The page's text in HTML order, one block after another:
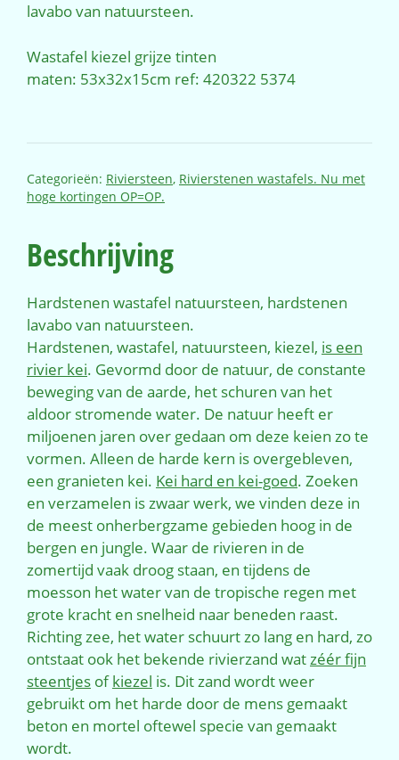
lavabo van natuursteen.
Wastafel kiezel grijze tinten
maten: 53x32x15cm ref: 420322 5374
Categorieën: Riviersteen, Rivierstenen wastafels. Nu met
hoge kortingen OP=OP.
Beschrijving
Hardstenen wastafel natuursteen, hardstenen
lavabo van natuursteen.
Hardstenen, wastafel, natuursteen, kiezel, is een
rivier kei. Gevormd door de natuur, de constante
beweging van de aarde, het schuren van het
aldoor stromende water. De natuur heeft er
miljoenen jaren over gedaan om deze keien zo te
vormen. Alleen de harde kern is overgebleven,
een granieten kei. Kei hard en kei-goed. Zoeken
en verzamelen is zwaar werk, we vinden deze in
de meest onherbergzame gebieden hoog in de
bergen en jungle. Waar de rivieren in de
zomertijd vaak droog staan, en tijdens de
moesson het water van de tropische regen met
grote kracht en snelheid naar beneden raast.
Richting zee, het water schuurt zo lang en hard, zo
ontstaat ook het bekende rivierzand watzéér fijn
steentjes ofkiezel is. Dit zand wordt weer
gebruikt om het harde door de mens gemaakt
beton en mortel oftewel specie van gemaakt
wordt.